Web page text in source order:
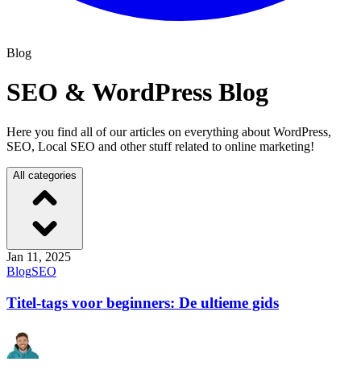
Blog
SEO & WordPress Blog
Here you find all of our articles on everything about WordPress,
SEO, Local SEO and other stuff related to online marketing!
All categories
Jan 11, 2025
BlogSEO
Titel-tags voor beginners: De ultieme gids